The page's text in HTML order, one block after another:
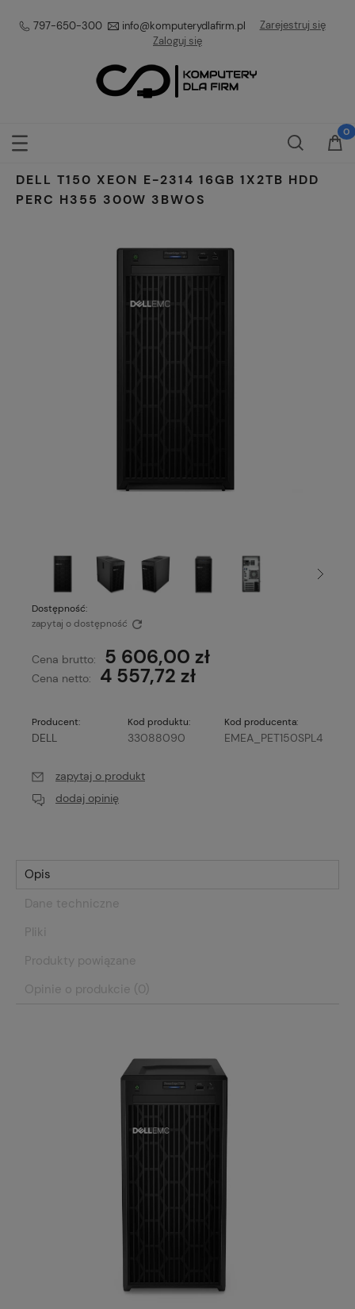
797-650-300 info@komputerydlafirm.pl
Zarejestruj się
Zaloguj się
DELL T150 XEON E-2314 16GB 1X2TB HDD
PERC H355 300W 3BWOS
Dostępność:
zapytaj o dostępność
Cena brutto: 5 606,00 zł
Cena netto: 4 557,72 zł
Producent:
DELL
Kod produktu:
33088090
Kod producenta:
EMEA_PET150SPL4
zapytaj o produkt
dodaj opinię
Opis
Dane techniczne
Pliki
Produkty powiązane
Opinie o produkcie (0)